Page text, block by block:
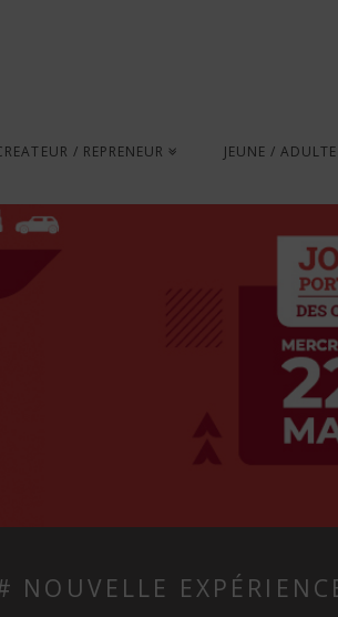
/ REPRENEUR JEUNE / ADULTE
NOUVELLE